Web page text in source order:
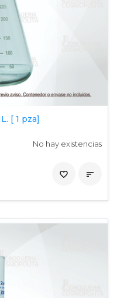
[ 1 pza]
No hay existencias

favorite_border